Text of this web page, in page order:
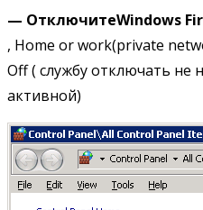
— ОтключитеWindows
, Home or work(private
Off ( службу отключать не
активной)